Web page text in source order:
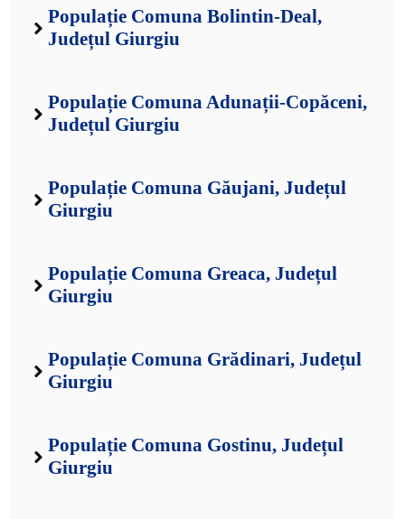
Populație Comuna Bolintin-Deal,
Județul Giurgiu
Populație Comuna Adunații-Copăceni,
Județul Giurgiu
Populație Comuna Găujani, Județul
Giurgiu
Populație Comuna Greaca, Județul
Giurgiu
Populație Comuna Grădinari, Județul
Giurgiu
Populație Comuna Gostinu, Județul
Giurgiu